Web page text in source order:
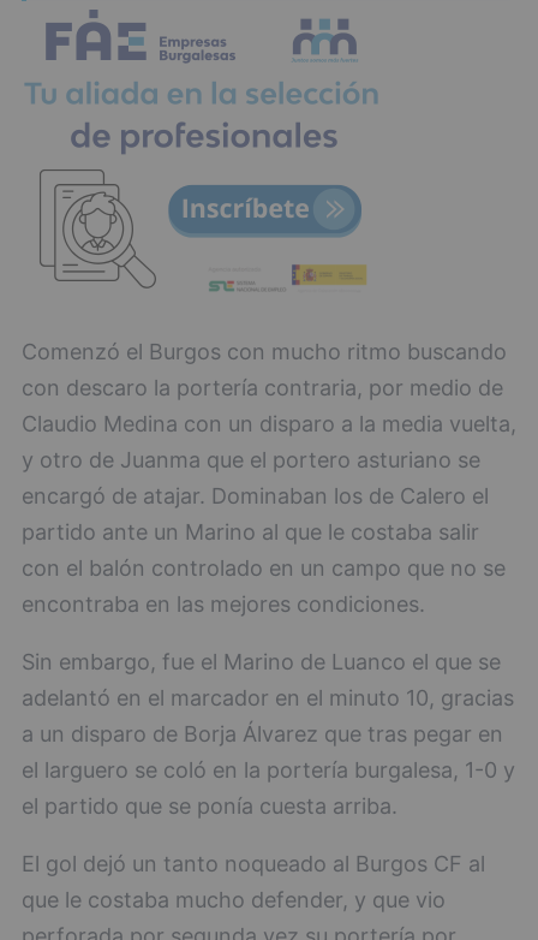
Comenzó el Burgos con mucho ritmo buscando
con descaro la portería contraria, por medio de
Claudio Medina con un disparo a la media vuelta,
y otro de Juanma que el portero asturiano se
encargó de atajar. Dominaban los de Calero el
partido ante un Marino al que le costaba salir
con el balón controlado en un campo que no se
encontraba en las mejores condiciones.
Sin embargo, fue el Marino de Luanco el que se
adelantó en el marcador en el minuto 10, gracias
a un disparo de Borja Álvarez que tras pegar en
el larguero se coló en la portería burgalesa, 1-0 y
el partido que se ponía cuesta arriba.
El gol dejó un tanto noqueado al Burgos CF al
que le costaba mucho defender, y que vio